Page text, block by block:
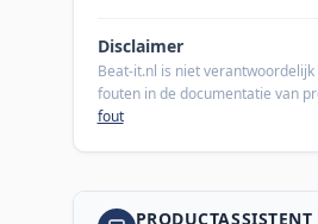
Disclaimer
Beat-it.nl is niet
fouten in de documentatie van
fout
PRODUCTASSISTENT